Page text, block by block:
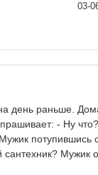
03-
день раньше.
- Ну
потупившись
Мужик